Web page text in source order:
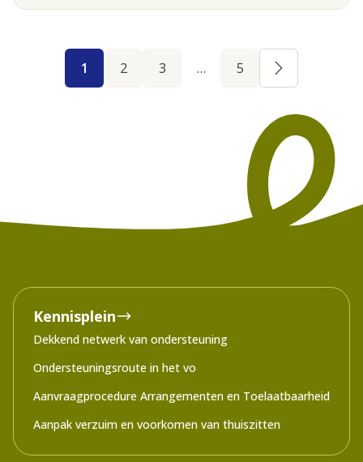
1 2 3 … 5
Kennisplein
Dekkend netwerk van ondersteuning
Ondersteuningsroute in het vo
Aanvraagprocedure Arrangementen en Toelaatbaarheid
Aanpak verzuim en voorkomen van thuiszitten